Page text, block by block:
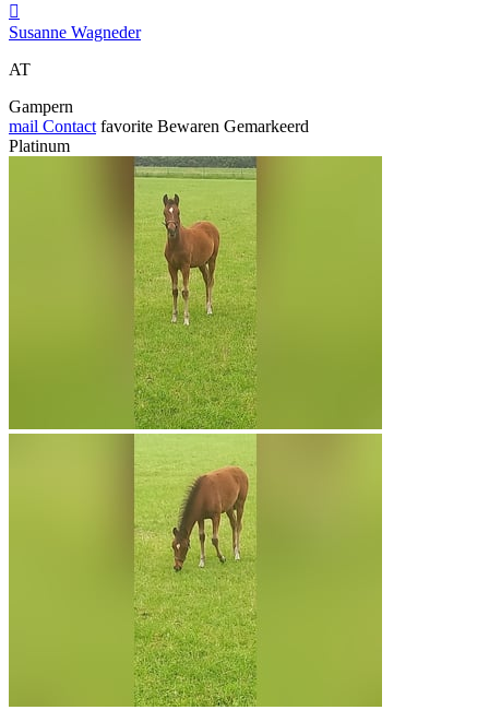

Susanne Wagneder
AT
Gampern
mail Contact favorite Bewaren Gemarkeerd
Platinum